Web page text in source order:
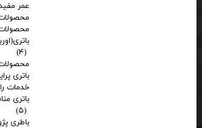
عمر
(۴)
محصولات
باتری
خدمات
باتری مناسب
(۵)